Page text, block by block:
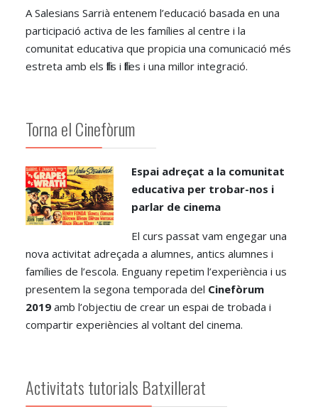
A Salesians Sarrià entenem l’educació basada en una
participació activa de les famílies al centre i la
comunitat educativa que propicia una comunicació més
estreta amb els fills i filles i una millor integració.
Torna el Cinefòrum
Espai adreçat a la comunitat
educativa per trobar-nos i
parlar de cinema
El curs passat vam engegar una
nova activitat adreçada a alumnes, antics alumnes i
famílies de l’escola. Enguany repetim l’experiència i us
presentem la segona temporada del Cinefòrum
2019 amb l’objectiu de crear un espai de trobada i
compartir experiències al voltant del cinema.
Activitats tutorials Batxillerat